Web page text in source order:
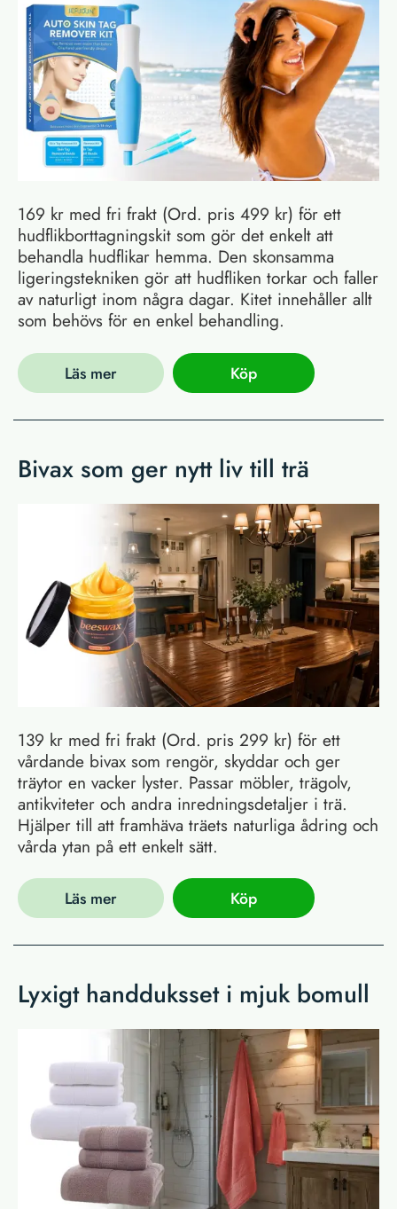
169 kr med fri frakt (Ord. pris 499 kr) för ett
hudflikborttagningskit som gör det enkelt att
behandla hudflikar hemma. Den skonsamma
ligeringstekniken gör att hudfliken torkar och faller
av naturligt inom några dagar. Kitet innehåller allt
som behövs för en enkel behandling.
Läs mer Köp
Bivax som ger nytt liv till trä
139 kr med fri frakt (Ord. pris 299 kr) för ett
vårdande bivax som rengör, skyddar och ger
träytor en vacker lyster. Passar möbler, trägolv,
antikviteter och andra inredningsdetaljer i trä.
Hjälper till att framhäva träets naturliga ådring och
vårda ytan på ett enkelt sätt.
Läs mer Köp
Lyxigt handduksset i mjuk bomull